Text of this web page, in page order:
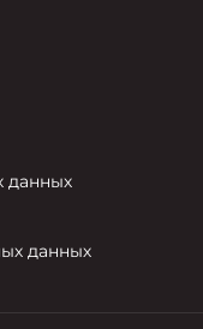
данных
данных